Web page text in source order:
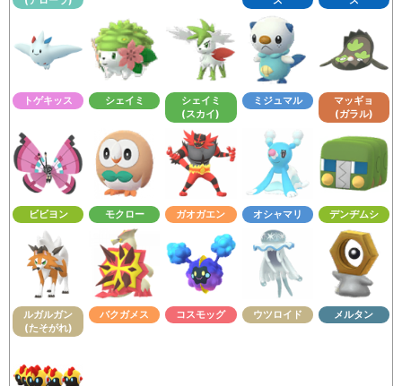
トゲキッス シェイミ
シェイミ
(スカイ)
ミジュマル
マッギョ
(ガラル)
ビビヨン モクロー ガオガエン オシャマリ デンヂムシ
ルガルガン
(たそがれ)
バクガメス コスモッグ ウツロイド メルタン